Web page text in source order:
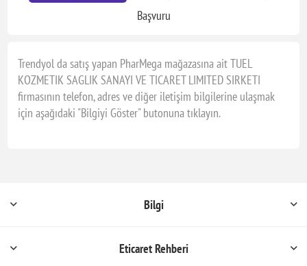
Başvuru
Trendyol da satış yapan PharMega mağazasına ait TUEL
KOZMETIK SAGLIK SANAYI VE TICARET LIMITED SIRKETI
firmasının telefon, adres ve diğer iletişim bilgilerine ulaşmak
için aşağıdaki "Bilgiyi Göster" butonuna tıklayın.
Bilgi
Eticaret Rehberi